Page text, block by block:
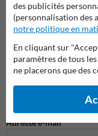
Poser votre
Nom*
Nom de l'entreprise
Adresse e-mail*
des publicités
(personnalisation des
notre politique en
En cliquant sur
paramètres de tous
ne placerons que des